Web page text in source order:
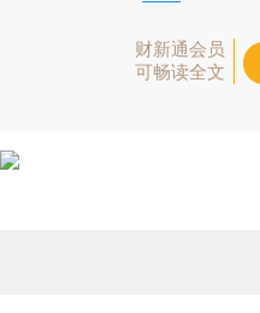
财新通会员
可畅读全文